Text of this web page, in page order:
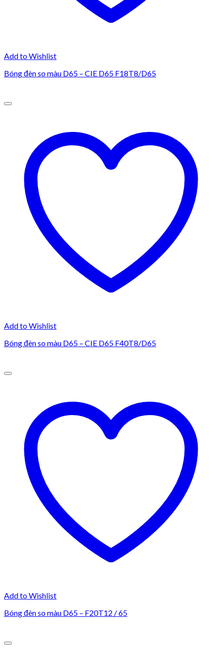
Add to Wishlist
Bóng đèn so màu D65 – CIE D65 F18T8/D65
Add to Wishlist
Bóng đèn so màu D65 – CIE D65 F40T8/D65
Add to Wishlist
Bóng đèn so màu D65 – F20T12 / 65